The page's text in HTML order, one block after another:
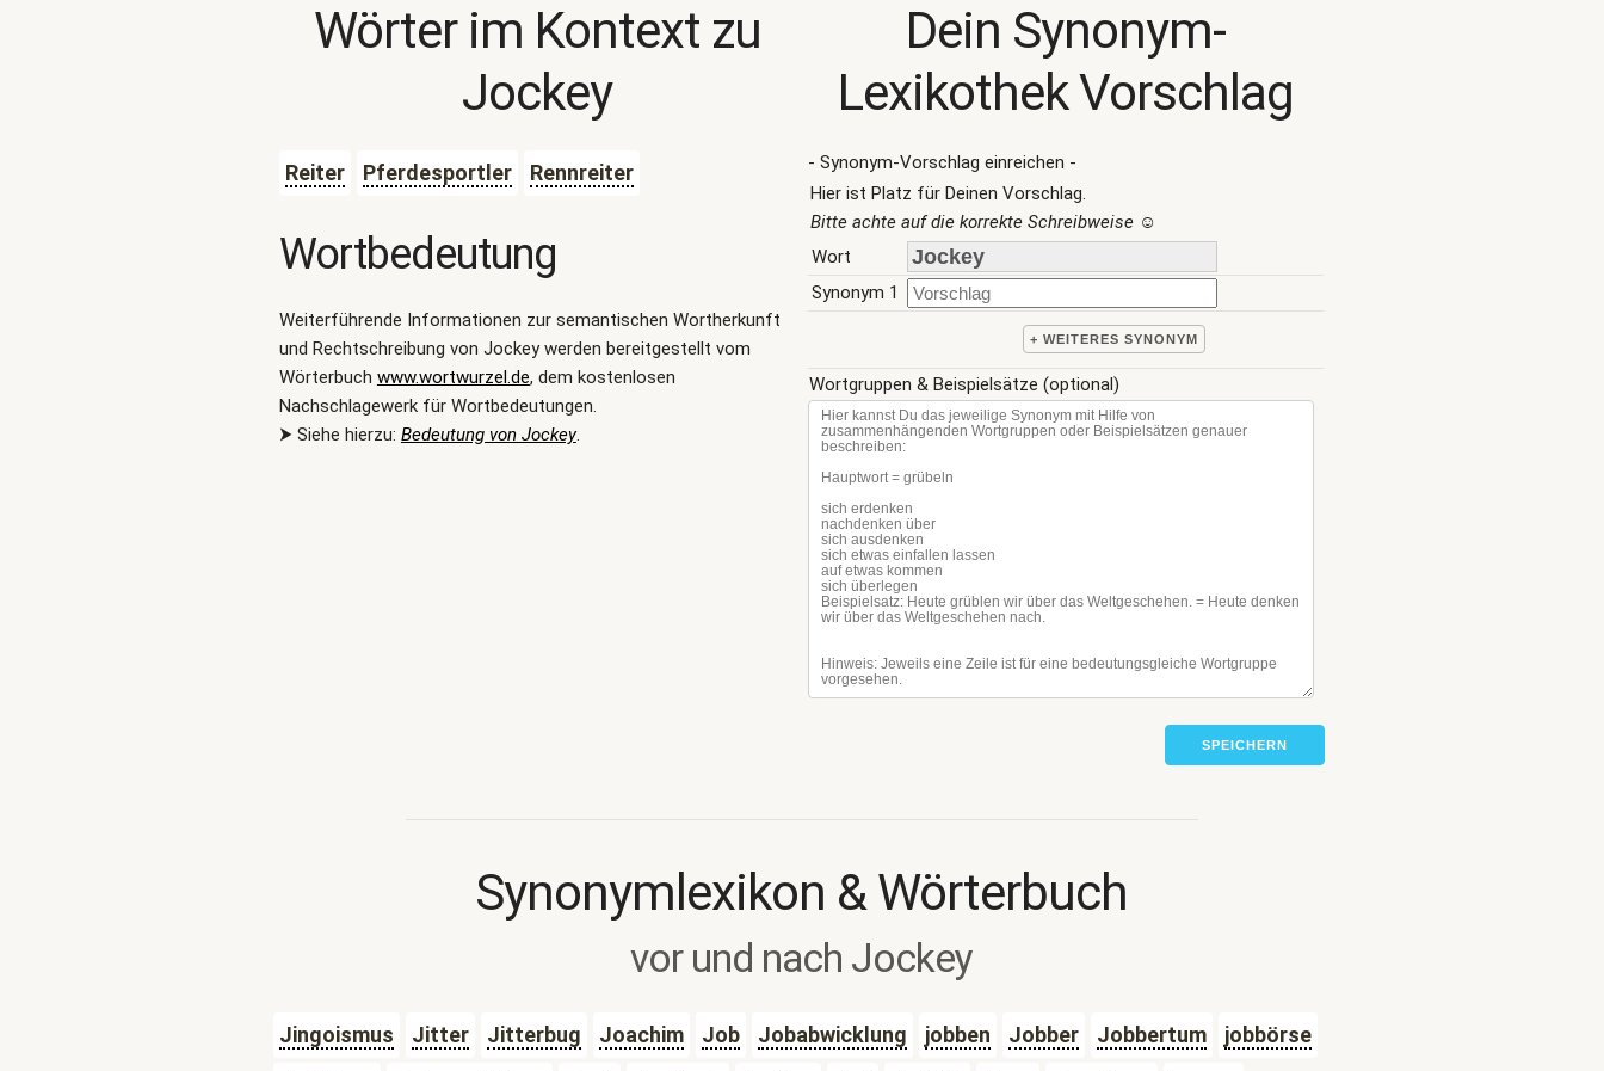
Wörter im Kontext zu
Jockey
Reiter Pferdesportler Rennreiter
Wortbedeutung
Weiterführende Informationen zur semantischen Wortherkunft
und Rechtschreibung von Jockey werden bereitgestellt vom
Wörterbuch www.wortwurzel.de, dem kostenlosen
Nachschlagewerk für Wortbedeutungen.
⮞ Siehe hierzu: Bedeutung von Jockey.
Dein Synonym-
Lexikothek Vorschlag
- Synonym-Vorschlag einreichen -
Hier ist Platz für Deinen Vorschlag.
Bitte achte auf die korrekte Schreibweise☺
Wort
Synonym 1
+ WEITERES SYNONYM
Wortgruppen & Beispielsätze (optional)
SPEICHERN
Synonymlexikon & Wörterbuch
vor und nach Jockey
Jingoismus Jitter Jitterbug Joachim Job Jobabwicklung jobben Jobber Jobbertum
jobbörse